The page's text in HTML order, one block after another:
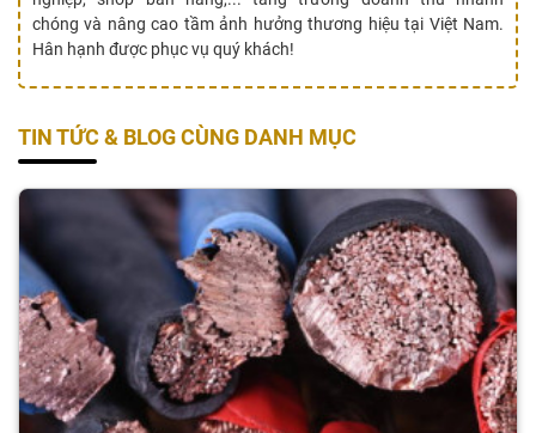
chóng và nâng cao tầm ảnh hưởng thương hiệu tại Việt Nam.
Hân hạnh được phục vụ quý khách!
TIN TỨC & BLOG CÙNG DANH MỤC